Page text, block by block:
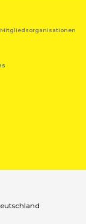
Mitgliedsorganisationen